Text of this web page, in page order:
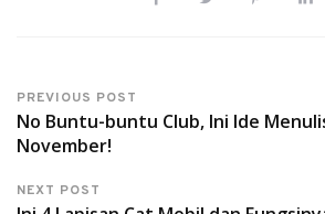
PREVIOUS POST
No Buntu-buntu Club, Ini Ide
November!
NEXT POST